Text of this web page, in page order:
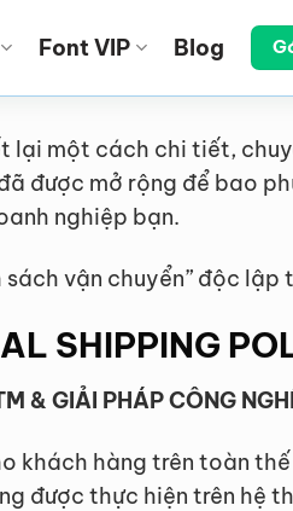
Font VIP Blog
lại một cách chi tiết,
được mở rộng để bao
nghiệp bạn.
vận chuyển” độc lập
SHIPPING
& GIẢI PHÁP CÔNG
khách hàng trên toàn
được thực hiện trên hệ